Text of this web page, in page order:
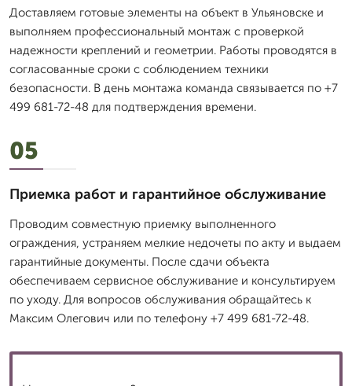
Доставляем готовые элементы на объект в Ульяновске и
выполняем профессиональный монтаж с проверкой
надежности креплений и геометрии. Работы проводятся в
согласованные сроки с соблюдением техники
безопасности. В день монтажа команда связывается по +7
499 681-72-48 для подтверждения времени.
05
Приемка работ и гарантийное обслуживание
Проводим совместную приемку выполненного
ограждения, устраняем мелкие недочеты по акту и выдаем
гарантийные документы. После сдачи объекта
обеспечиваем сервисное обслуживание и консультируем
по уходу. Для вопросов обслуживания обращайтесь к
Максим Олегович или по телефону +7 499 681-72-48.